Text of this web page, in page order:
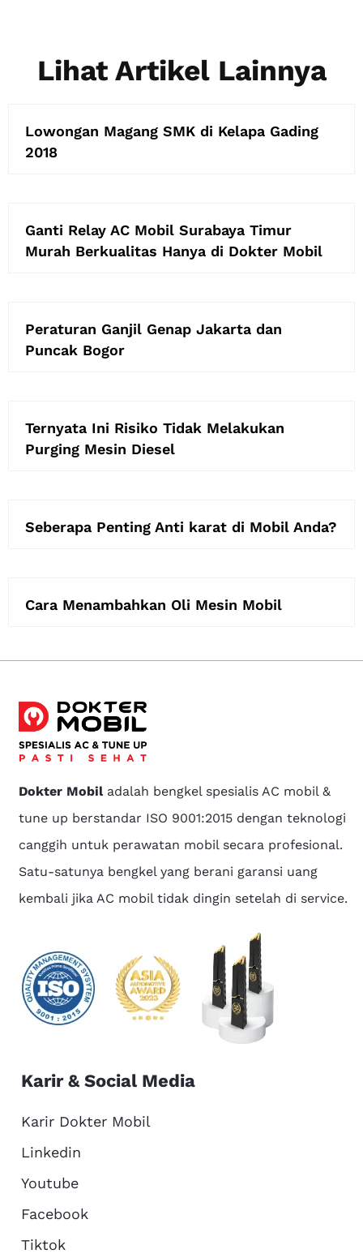
Lihat Artikel Lainnya
Lowongan Magang SMK di Kelapa Gading
2018
Ganti Relay AC Mobil Surabaya Timur
Murah Berkualitas Hanya di Dokter Mobil
Peraturan Ganjil Genap Jakarta dan
Puncak Bogor
Ternyata Ini Risiko Tidak Melakukan
Purging Mesin Diesel
Seberapa Penting Anti karat di Mobil Anda?
Cara Menambahkan Oli Mesin Mobil
Dokter Mobiladalah bengkel spesialis AC mobil &
tune up berstandar ISO 9001:2015 dengan teknologi
canggih untuk perawatan mobil secara profesional.
Satu-satunya bengkel yang berani garansi uang
kembali jika AC mobil tidak dingin setelah di service.
Karir & Social Media
Karir Dokter Mobil
Linkedin
Youtube
Facebook
Tiktok